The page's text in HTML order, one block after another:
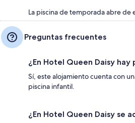
La piscina de temporada abre de
Preguntas frecuentes
¿En Hotel Queen Daisy hay
Sí, este alojamiento cuenta con
piscina infantil.
¿En Hotel Queen Daisy se